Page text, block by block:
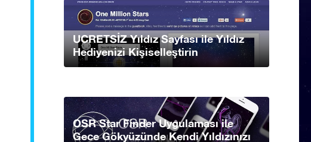
UCRETSİZ Yıldız Sayfası ile Yıldız
Hediyenizi Kişiselleştirin
OSR Star Finder Uygulaması ile
Gece Gökyüzünde Kendi Yıldızınızı